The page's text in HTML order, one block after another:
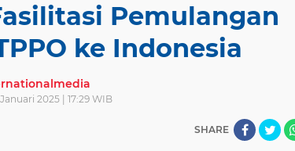
Pemulangan
ke Indonesia
2025 | 17:29 WIB
SHARE